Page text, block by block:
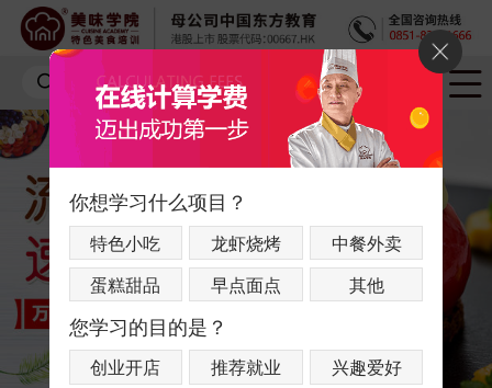
你想学习什么项目？
特色小吃 龙虾烧烤
中餐外卖
蛋糕甜品
早点面点 其他
您学习的目的是？
创业开店 推荐就业 兴趣爱好